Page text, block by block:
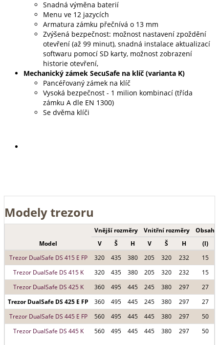
Snadná výměna baterií
Menu ve 12 jazycích
Armatura zámku přečnívá o 13 mm
Zvýšená bezpečnost: možnost nastavení zpoždění
otevření (až 99 minut), snadná instalace aktualizací
softwaru pomocí SD karty, možnost zobrazení
historie otevření,
Mechanický zámek SecuSafe na klíč (varianta K)
Pancéřovaný zámek na klíč
Vysoká bezpečnost - 1 milion kombinací (třída
zámku A dle EN 1300)
Se dvěma klíči
Modely trezoru
Model
Vnější rozměry Vnitřní rozměry
Obsah
V
Š H V Š H
(l)
Trezor DualSafe DS 415 E FP
320 435 380 205 320 232
15
Trezor DualSafe DS 415 K
320 435 380 205 320 232
15
Trezor DualSafe DS 425 K
360 495 445 245 380 297
27
Trezor DualSafe DS 425 E FP
360 495 445 245 380 297
27
Trezor DualSafe DS 445 E FP
560 495 445 445 380 297
50
Trezor DualSafe DS 445 K
560 495 445 445 380 297 50